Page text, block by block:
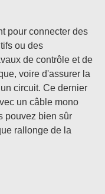
pour connecter des
ou des
de contrôle et de
voire d'assurer la
circuit. Ce dernier
un câble mono
pouvez bien sûr
rallonge de la